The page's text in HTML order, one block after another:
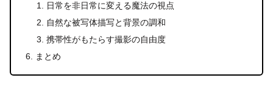
日常を非日常に変える魔法の視点
自然な被写体描写と背景の調和
携帯性がもたらす撮影の自由度
まとめ